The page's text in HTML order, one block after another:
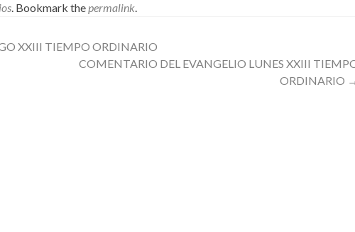
. Bookmark thepermalink.
XXIII TIEMPO ORDINARIO
COMENTARIO DEL EVANGELIO LUNES XXIII
ORDINARIO